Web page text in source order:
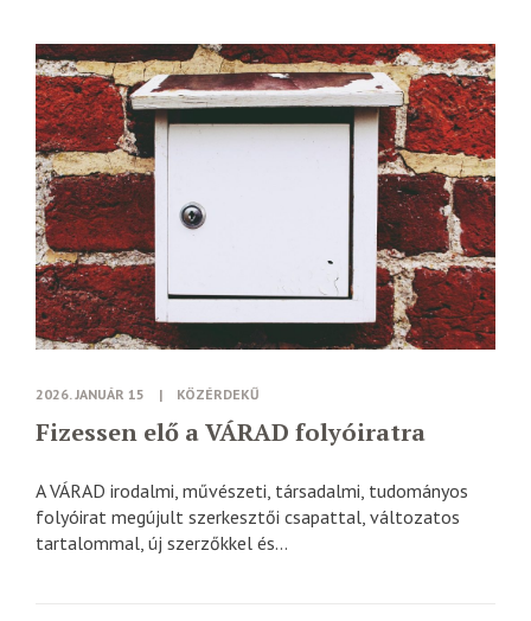
2026. JANUÁR 15 | KÖZÉRDEKŰ
Fizessen elő a VÁRAD folyóiratra
A VÁRAD irodalmi, művészeti, társadalmi, tudományos
folyóirat megújult szerkesztői csapattal, változatos
tartalommal, új szerzőkkel és...